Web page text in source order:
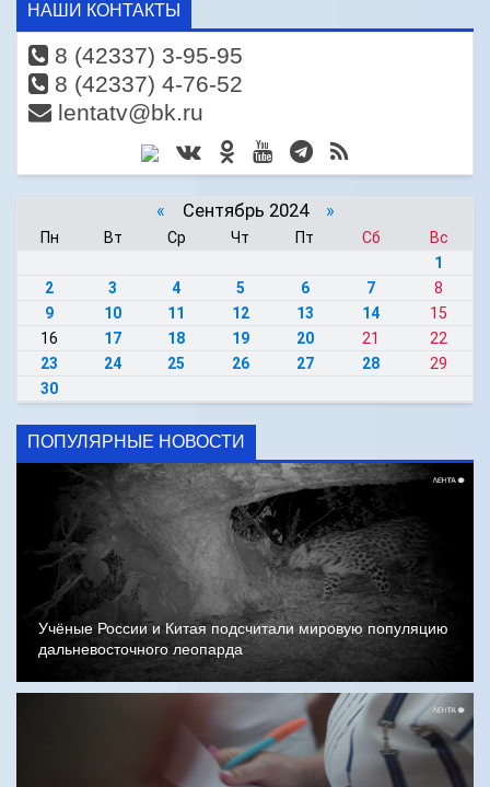
НАШИ КОНТАКТЫ
8 (42337) 3-95-95
8 (42337) 4-76-52
lentatv@bk.ru
« Сентябрь 2024 »
Пн Вт Ср Чт Пт Сб
Вс
1
2
3 4 5 6 7
8
9
10 11 12 13 14
15
16
17 18 19 20 21
22
23
24 25 26 27 28
29
30
ПОПУЛЯРНЫЕ НОВОСТИ
Учёные России и Китая подсчитали мировую популяцию
дальневосточного леопарда